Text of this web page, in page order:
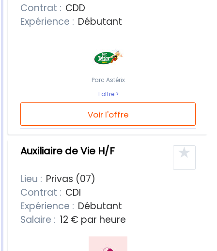
Contrat : CDD
Expérience : Débutant
Voir l'offre
Parc Astérix
1 offre
Auxiliaire de Vie H/F ★
Lieu : Privas (07)
Contrat : CDI
Expérience : Débutant
Salaire : 12 € par heure